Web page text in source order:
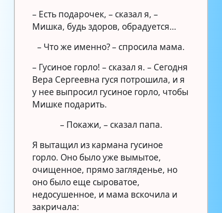
– Есть подарочек, – сказал я, –
Мишка, будь здоров, обрадуется…
– Что же именно? – спросила мама.
– Гусиное горло! – сказал я. – Сегодня
Вера Сергеевна гуся потрошила, и я
у нее выпросил гусиное горло, чтобы
Мишке подарить.
– Покажи, – сказал папа.
Я вытащил из кармана гусиное
горло. Оно было уже вымытое,
очищенное, прямо загляденье, но
оно было еще сыроватое,
недосушенное, и мама вскочила и
закричала: